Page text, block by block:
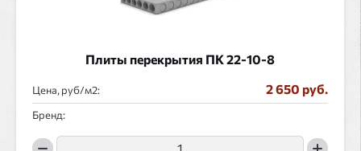
Плиты перекрытия ПК 22-10-8
Цена, руб/ : 2 650 руб.
Бренд: